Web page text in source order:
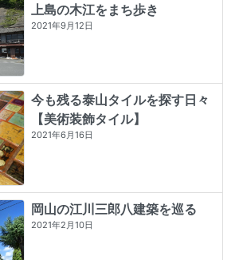
上島の木江をまち歩き
2021年9月12日
今も残る泰山タイルを探す日々
【美術装飾タイル】
2021年6月16日
岡山の江川三郎八建築を巡る
2021年2月10日